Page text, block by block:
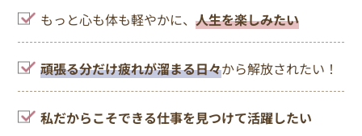
もっと心も体も軽やかに、人生を楽しみたい
頑張る分だけ疲れが溜まる日々から解放されたい！
私だからこそできる仕事を見つけて活躍したい